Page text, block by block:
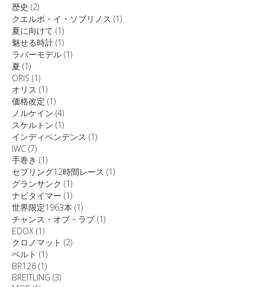
歴史 (2)
クエルボ・イ・ソブリノス (1)
夏に向けて (1)
魅せる時計 (1)
ラバーモデル (1)
夏 (1)
ORIS (1)
オリス (1)
価格改定 (1)
ノルケイン (4)
スケルトン (1)
インディペンデンス (1)
IWC (7)
手巻き (1)
セブリング12時間レース (1)
グランサンク (1)
ナビタイマー (1)
世界限定1963本 (1)
チャンス・オブ・ラブ (1)
EDOX (1)
クロノマット (2)
ベルト (1)
BR126 (1)
BREITLING (3)